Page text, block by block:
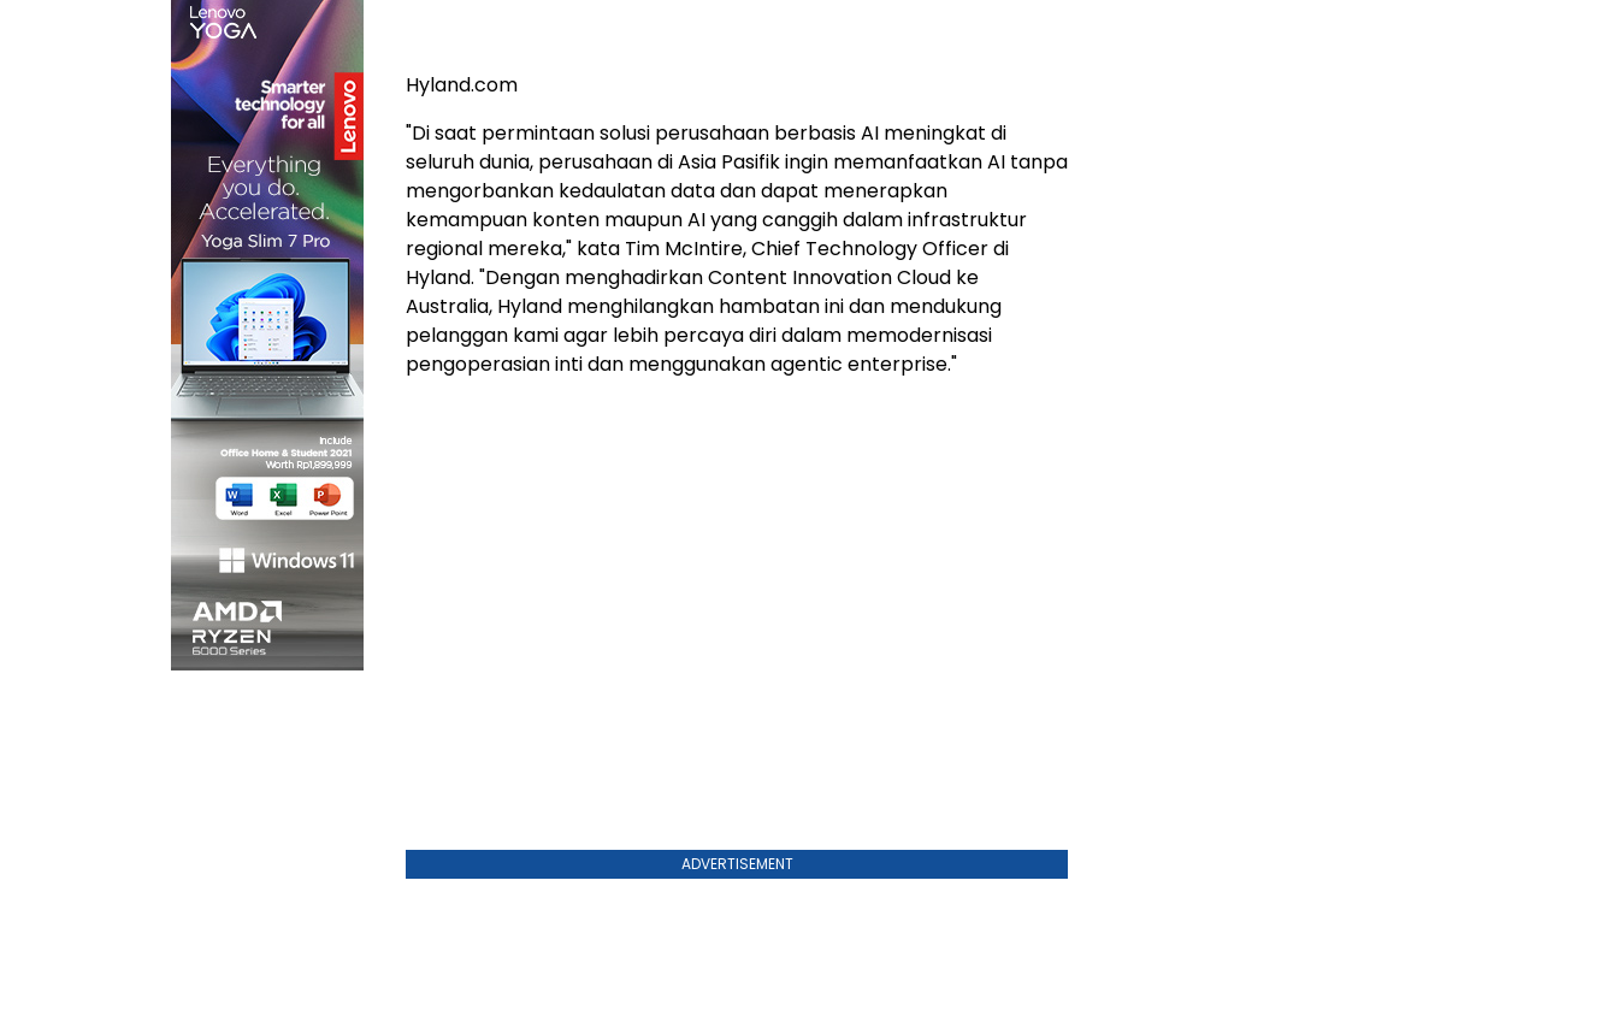
Hyland.com
"Di saat permintaan solusi perusahaan berbasis AI meningkat di
seluruh dunia, perusahaan di Asia Pasifik ingin memanfaatkan AI tanpa
mengorbankan kedaulatan data dan dapat menerapkan
kemampuan konten maupun AI yang canggih dalam infrastruktur
regional mereka," kata Tim McIntire, Chief Technology Officer di
Hyland. "Dengan menghadirkan Content Innovation Cloud ke
Australia, Hyland menghilangkan hambatan ini dan mendukung
pelanggan kami agar lebih percaya diri dalam memodernisasi
pengoperasian inti dan menggunakan agentic enterprise."